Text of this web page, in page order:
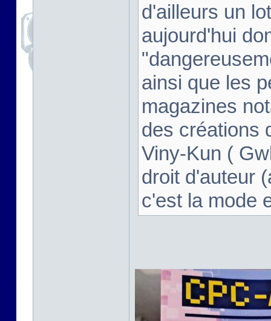
d'ailleurs un
aujourd'hui
ainsi que les
magazines
des créations
Viny-Kun (
droit d'auteur
c'est la mode